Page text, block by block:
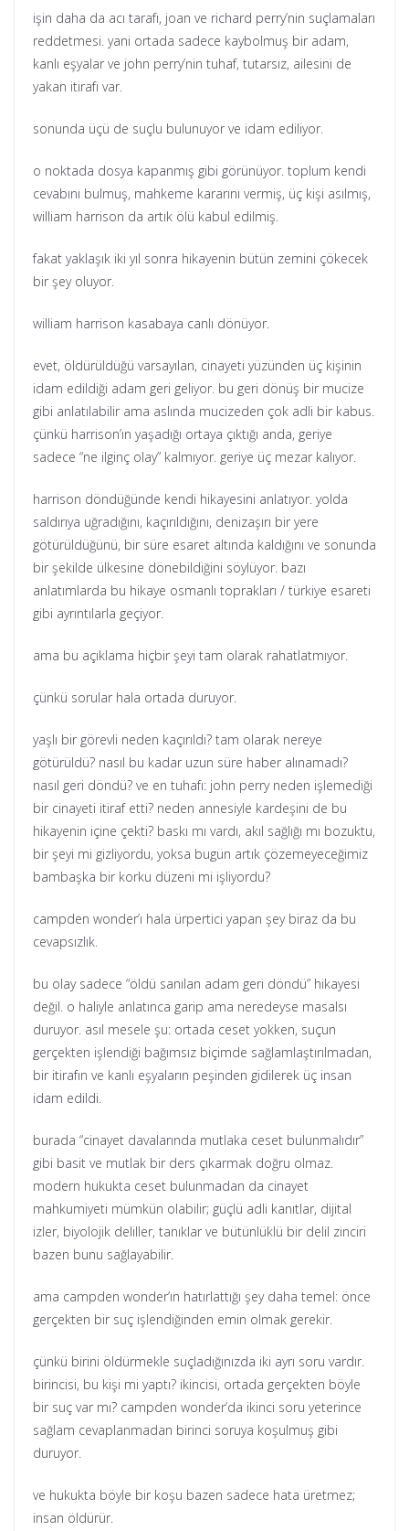
işin daha da acı tarafı, joan ve richard perry’nin suçlamaları
reddetmesi. yani ortada sadece kaybolmuş bir adam,
kanlı eşyalar ve john perry’nin tuhaf, tutarsız, ailesini de
yakan itirafı var.
sonunda üçü de suçlu bulunuyor ve idam ediliyor.
o noktada dosya kapanmış gibi görünüyor. toplum kendi
cevabını bulmuş, mahkeme kararını vermiş, üç kişi asılmış,
william harrison da artık ölü kabul edilmiş.
fakat yaklaşık iki yıl sonra hikayenin bütün zemini çökecek
bir şey oluyor.
william harrison kasabaya canlı dönüyor.
evet, öldürüldüğü varsayılan, cinayeti yüzünden üç kişinin
idam edildiği adam geri geliyor. bu geri dönüş bir mucize
gibi anlatılabilir ama aslında mucizeden çok adli bir kabus.
çünkü harrison’ın yaşadığı ortaya çıktığı anda, geriye
sadece “ne ilginç olay” kalmıyor. geriye üç mezar kalıyor.
harrison döndüğünde kendi hikayesini anlatıyor. yolda
saldırıya uğradığını, kaçırıldığını, denizaşırı bir yere
götürüldüğünü, bir süre esaret altında kaldığını ve sonunda
bir şekilde ülkesine dönebildiğini söylüyor. bazı
anlatımlarda bu hikaye osmanlı toprakları / türkiye esareti
gibi ayrıntılarla geçiyor.
ama bu açıklama hiçbir şeyi tam olarak rahatlatmıyor.
çünkü sorular hala ortada duruyor.
yaşlı bir görevli neden kaçırıldı? tam olarak nereye
götürüldü? nasıl bu kadar uzun süre haber alınamadı?
nasıl geri döndü? ve en tuhafı: john perry neden işlemediği
bir cinayeti itiraf etti? neden annesiyle kardeşini de bu
hikayenin içine çekti? baskı mı vardı, akıl sağlığı mı bozuktu,
bir şeyi mi gizliyordu, yoksa bugün artık çözemeyeceğimiz
bambaşka bir korku düzeni mi işliyordu?
campden wonder’ı hala ürpertici yapan şey biraz da bu
cevapsızlık.
bu olay sadece “öldü sanılan adam geri döndü” hikayesi
değil. o haliyle anlatınca garip ama neredeyse masalsı
duruyor. asıl mesele şu: ortada ceset yokken, suçun
gerçekten işlendiği bağımsız biçimde sağlamlaştırılmadan,
bir itirafın ve kanlı eşyaların peşinden gidilerek üç insan
idam edildi.
burada “cinayet davalarında mutlaka ceset bulunmalıdır”
gibi basit ve mutlak bir ders çıkarmak doğru olmaz.
modern hukukta ceset bulunmadan da cinayet
mahkumiyeti mümkün olabilir; güçlü adli kanıtlar, dijital
izler, biyolojik deliller, tanıklar ve bütünlüklü bir delil zinciri
bazen bunu sağlayabilir.
ama campden wonder’ın hatırlattığı şey daha temel: önce
gerçekten bir suç işlendiğinden emin olmak gerekir.
çünkü birini öldürmekle suçladığınızda iki ayrı soru vardır.
birincisi, bu kişi mi yaptı? ikincisi, ortada gerçekten böyle
bir suç var mı? campden wonder’da ikinci soru yeterince
sağlam cevaplanmadan birinci soruya koşulmuş gibi
duruyor.
ve hukukta böyle bir koşu bazen sadece hata üretmez;
insan öldürür.